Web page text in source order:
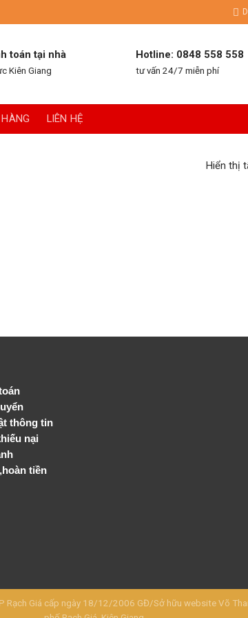
toán tại nhà
Kiên Giang
Hotline: 0848 558 558
tư vấn 24/7 miễn phí
LIÊN HỆ
Hiển thị
thông tin
nại
tiền
Rạch Giá cấp ngày 18/12/2006 GĐ/Sở hữu website Võ